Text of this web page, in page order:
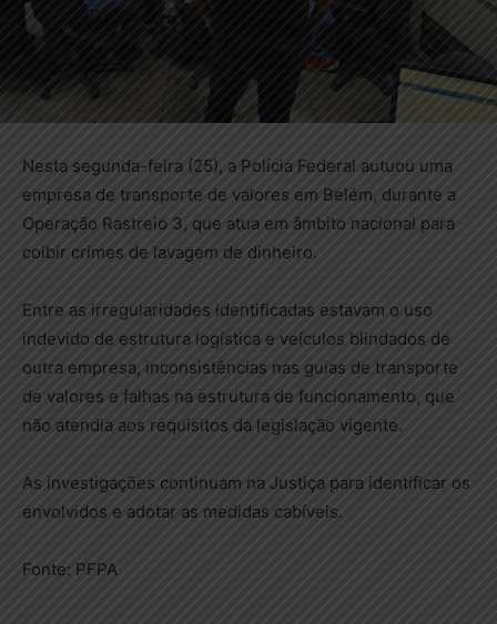
Nesta segunda-feira (25), a Polícia Federal autuou uma
empresa de transporte de valores em Belém, durante a
Operação Rastreio 3, que atua em âmbito nacional para
coibir crimes de lavagem de dinheiro.
Entre as irregularidades identificadas estavam o uso
indevido de estrutura logística e veículos blindados de
outra empresa, inconsistências nas guias de transporte
de valores e falhas na estrutura de funcionamento, que
não atendia aos requisitos da legislação vigente.
As investigações continuam na Justiça para identificar os
envolvidos e adotar as medidas cabíveis.
Fonte: PFPA